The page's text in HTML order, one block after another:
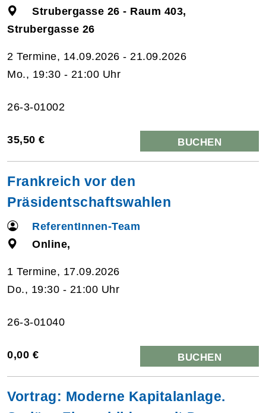
Strubergasse 26 - Raum 403,
Strubergasse 26
2 Termine, 14.09.2026 - 21.09.2026
Mo., 19:30 - 21:00 Uhr
26-3-01002
35,50 € BUCHEN
Frankreich vor den
Präsidentschaftswahlen
ReferentInnen-Team
Online,
1 Termine, 17.09.2026
Do., 19:30 - 21:00 Uhr
26-3-01040
0,00 € BUCHEN
Vortrag: Moderne Kapitalanlage.